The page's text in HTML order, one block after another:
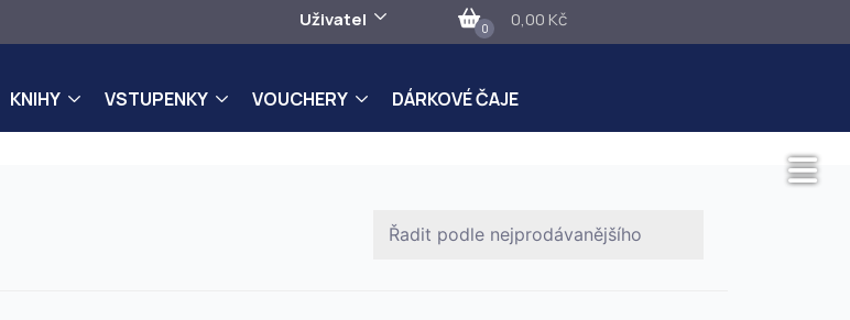
Uživatel 0 0,00 Kč
KNIHY VSTUPENKY VOUCHERY DÁRKOVÉ ČAJE